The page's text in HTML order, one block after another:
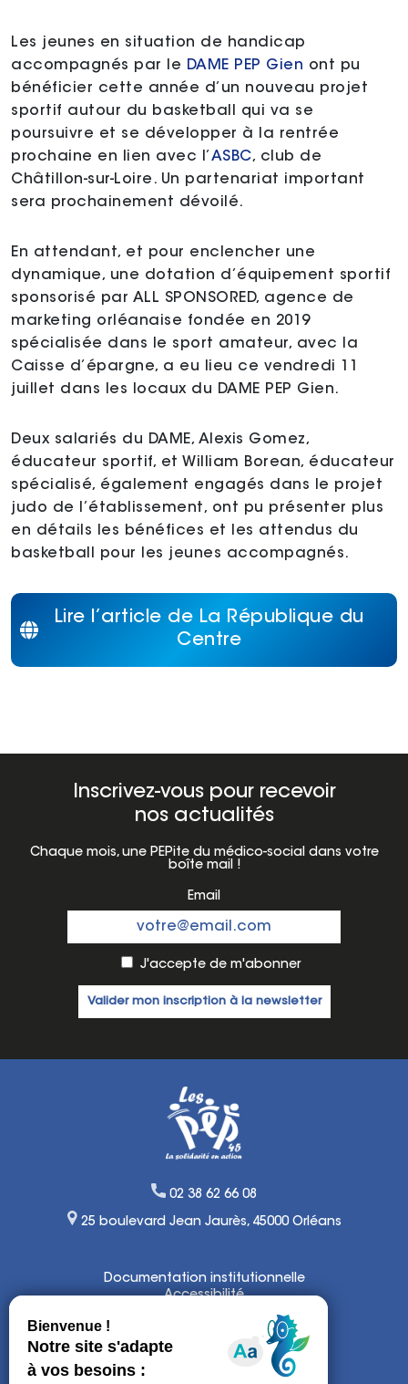
Les jeunes en situation de handicap
accompagnés par le DAME PEP Gien ont pu
bénéficier cette année d’un nouveau projet
sportif autour du basketball qui va se
poursuivre et se développer à la rentrée
prochaine en lien avec l’ASBC, club de
Châtillon-sur-Loire. Un partenariat important
sera prochainement dévoilé.
En attendant, et pour enclencher une
dynamique, une dotation d’équipement sportif
sponsorisé par ALL SPONSORED, agence de
marketing orléanaise fondée en 2019
spécialisée dans le sport amateur, avec la
Caisse d’épargne, a eu lieu ce vendredi 11
juillet dans les locaux du DAME PEP Gien.
Deux salariés du DAME, Alexis Gomez,
éducateur sportif, et William Borean, éducateur
spécialisé, également engagés dans le projet
judo de l’établissement, ont pu présenter plus
en détails les bénéfices et les attendus du
basketball pour les jeunes accompagnés.
Lire l’article de La République du
Centre
Inscrivez-vous pour recevoir
nos actualités
Chaque mois, une PEPite du médico-social dans votre
boîte mail !
Email
J'accepte de m'abonner
02 38 62 66 08
25 boulevard Jean Jaurès, 45000 Orléans
Documentation institutionnelle
Accessibilité
Politique de confidentialité et
de gestion de cookies